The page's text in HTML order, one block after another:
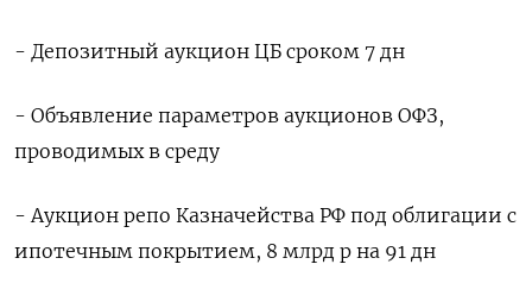
- Депозитный аукцион ЦБ сроком 7 дн
- Объявление параметров аукционов ОФЗ,
проводимых в среду
- Аукцион репо Казначейства РФ под облигации с
ипотечным покрытием, 8 млрд р на 91 дн